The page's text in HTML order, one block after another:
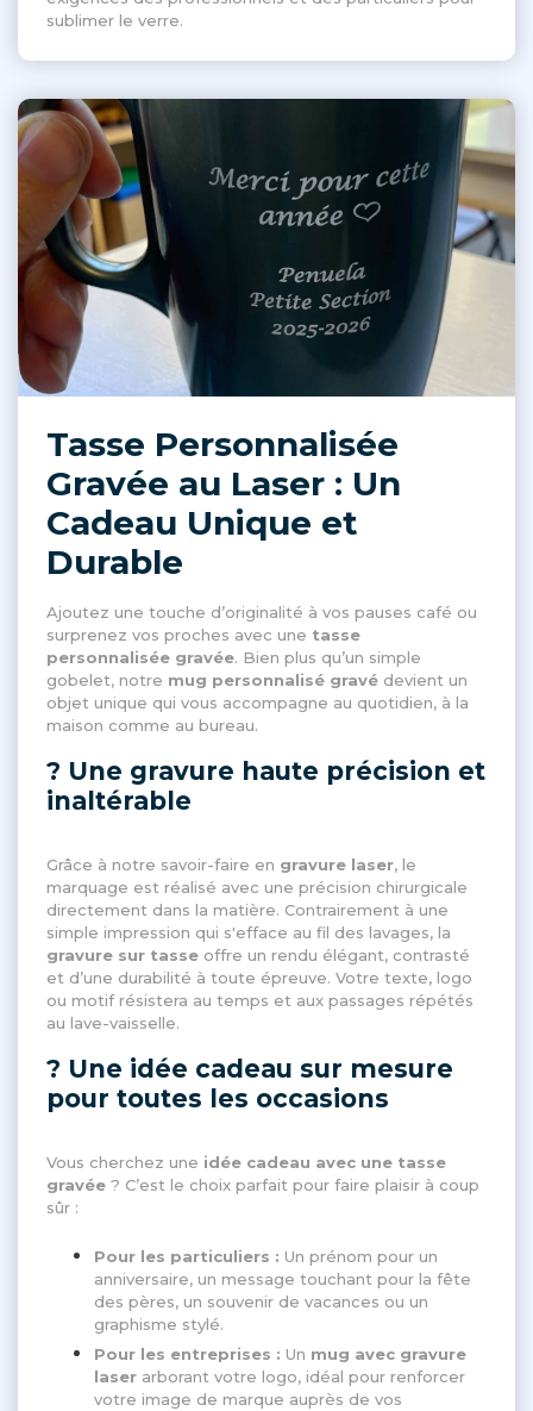
sublimer le verre.
Tasse Personnalisée
Gravée au Laser : Un
Cadeau Unique et
Durable
Ajoutez une touche d’originalité à vos pauses café ou
surprenez vos proches avec une tasse
personnalisée gravée. Bien plus qu’un simple
gobelet, notre mug personnalisé gravé devient un
objet unique qui vous accompagne au quotidien, à la
maison comme au bureau.
? Une gravure haute précision et
inaltérable
Grâce à notre savoir-faire en gravure laser, le
marquage est réalisé avec une précision chirurgicale
directement dans la matière. Contrairement à une
simple impression qui s'efface au fil des lavages, la
gravure sur tasse offre un rendu élégant, contrasté
et d’une durabilité à toute épreuve. Votre texte, logo
ou motif résistera au temps et aux passages répétés
au lave-vaisselle.
? Une idée cadeau sur mesure
pour toutes les occasions
Vous cherchez une idée cadeau avec une tasse
gravée ? C’est le choix parfait pour faire plaisir à coup
sûr :
Pour les particuliers : Un prénom pour un
anniversaire, un message touchant pour la fête
des pères, un souvenir de vacances ou un
graphisme stylé.
Pour les entreprises : Un mug avec gravure
laser arborant votre logo, idéal pour renforcer
votre image de marque auprès de vos